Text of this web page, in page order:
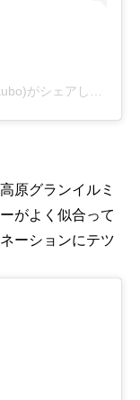
柴犬リキ＆ユリのパパさん(@masatakakubo)がシェアした投稿
原グランイルミ
がよく似合って
ーションにテツ